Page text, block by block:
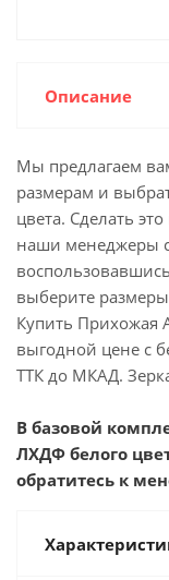
Описание
Мы предлагаем
размерам и
цвета. Сделать
наши менеджеры
выберите
Купить Прихожая
выгодной цене с
ТТК до МКАД.
В базовой
ЛХДФ белого
обратитесь к